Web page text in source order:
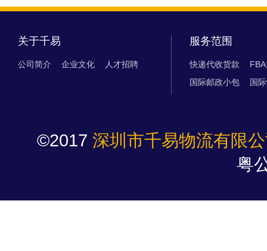
关于千易
公司简介 企业文化 人才招聘
服务范围
快递代收货款
国际邮政小包
国
©2017 深圳市千易物流有限
粤